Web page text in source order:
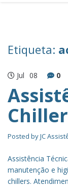
Etiqueta:
Jul 08 0
Chiller
Posted byJC
Assistência
manutenção e
chillers.